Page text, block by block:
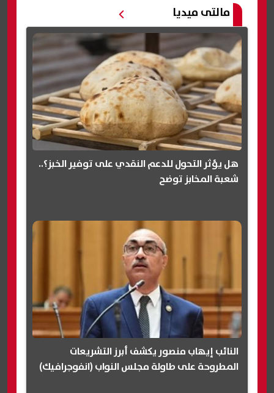
مالتى ميديا
هل يؤثر التحول للدعم النقدي على توفير الخبز؟..
شعبة المخابز توضح
النائب إيهاب منصور يكشف أبرز التشريعات
المطروحة على طاولة مجلس النواب (انفوجرافيك)